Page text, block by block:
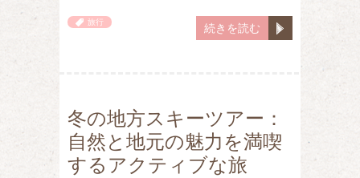
続きを読む
旅行
冬の地方スキーツアー：
自然と地元の魅力を満喫
するアクティブな旅